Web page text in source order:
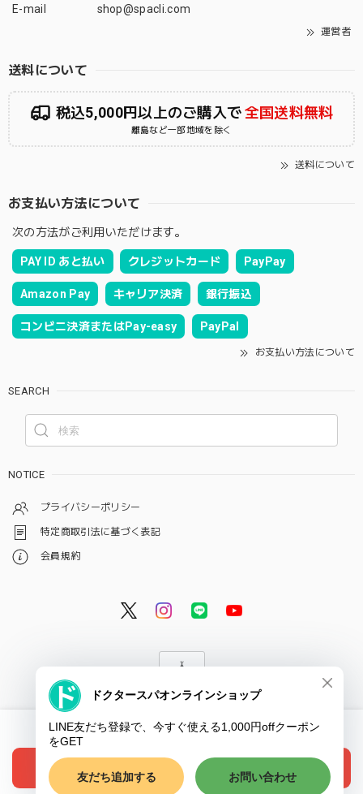
E-mail
shop@spacli.com
運営者
送料について
税込5,000円以上のご購入で全国送料無料
離島など一部地域を除く
送料について
お支払い方法について
次の方法がご利用いただけます。
PAY ID あと払い クレジットカード PayPay
Amazon Pay キャリア決済 銀行振込
コンビニ決済またはPay-easy PayPal
お支払い方法について
SEARCH
NOTICE
プライバシーポリシー
特定商取引法に基づく表記
会員規約
© ドクタースパ・クリニック オンラインショップ
Add to cart